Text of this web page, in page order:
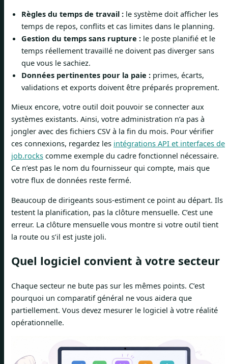
Règles du temps de travail : le système doit afficher les
temps de repos, conflits et cas limites dans le planning.
Gestion du temps sans rupture : le poste planifié et le
temps réellement travaillé ne doivent pas diverger sans
que vous le sachiez.
Données pertinentes pour la paie : primes, écarts,
validations et exports doivent être préparés proprement.
Mieux encore, votre outil doit pouvoir se connecter aux
systèmes existants. Ainsi, votre administration n’a pas à
jongler avec des fichiers CSV à la fin du mois. Pour vérifier
ces connexions, regardez les intégrations API et interfaces de
job.rocks comme exemple du cadre fonctionnel nécessaire.
Ce n’est pas le nom du fournisseur qui compte, mais que
votre flux de données reste fermé.
Beaucoup de dirigeants sous-estiment ce point au départ. Ils
testent la planification, pas la clôture mensuelle. C’est une
erreur. La clôture mensuelle vous montre si votre outil tient
la route ou s’il est juste joli.
Quel logiciel convient à votre secteur
Chaque secteur ne bute pas sur les mêmes points. C’est
pourquoi un comparatif général ne vous aidera que
partiellement. Vous devez mesurer le logiciel à votre réalité
opérationnelle.